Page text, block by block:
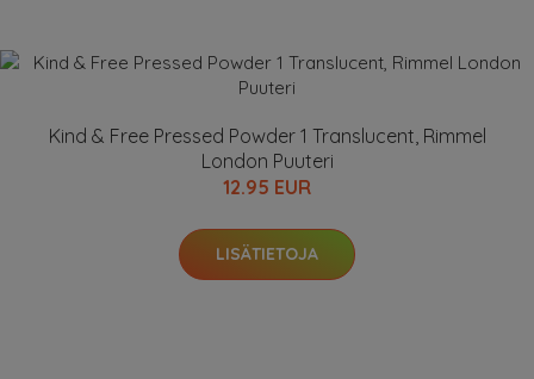
Kind & Free Pressed Powder 1 Translucent, Rimmel
London Puuteri
12.95 EUR
LISÄTIETOJA